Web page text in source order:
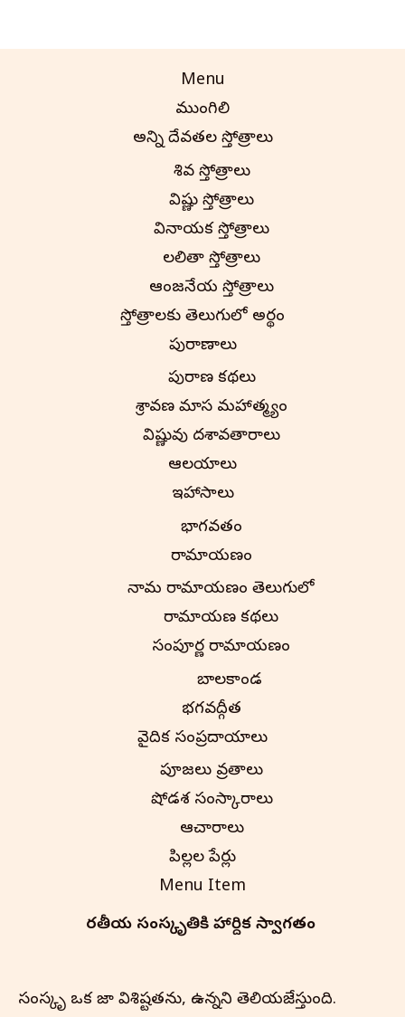
Menu
ముంగిలి
అన్ని దేవతల స్తోత్రాలు
శివ స్తోత్రాలు
విష్ణు స్తోత్రాలు
వినాయక స్తోత్రాలు
లలితా స్తోత్రాలు
ఆంజనేయ స్తోత్రాలు
స్తోత్రాలకు తెలుగులో అర్థం
పురాణాలు
పురాణ కథలు
శ్రావణ మాస మహాత్మ్యం
విష్ణువు దశావతారాలు
ఆలయాలు
ఇతిహాసాలు
భాగవతం
రామాయణం
నామ రామాయణం తెలుగులో
రామాయణ కథలు
సంపూర్ణ రామాయణం
బాలకాండ
భగవద్గీత
వైదిక సంప్రదాయాలు
పూజలు వ్రతాలు
షోడశ సంస్కారాలు
ఆచారాలు
పిల్లల పేర్లు
Menu Item
భారతీయ సంస్కృతి‌కి హార్దిక స్వాగతం
సంస్కృతి ఒక జాతి విశిష్టతను, ఉన్నతిని తెలియజేస్తుంది.